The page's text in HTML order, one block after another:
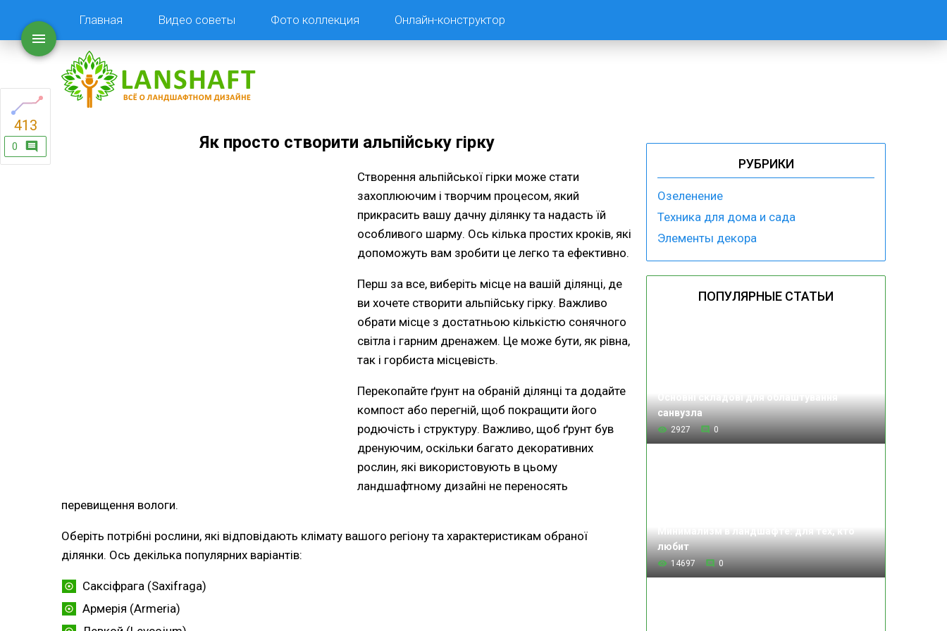
Главная Видео советы Фото коллекция Онлайн-конструктор
РУБРИКИ
Озеленение
Техника для дома и сада
Элементы декора
ПОПУЛЯРНЫЕ СТАТЬИ
санвузла
2927 0
любит
14697 0
Як просто створити альпійську гірку
0
413
Створення альпійської гірки може стати
захоплюючим і творчим процесом, який
прикрасить вашу дачну ділянку та надасть їй
особливого шарму. Ось кілька простих кроків, які
допоможуть вам зробити це легко та ефективно.
Перш за все, виберіть місце на вашій ділянці, де
ви хочете створити альпійську гірку. Важливо
обрати місце з достатньою кількістю сонячного
світла і гарним дренажем. Це може бути, як рівна,
так і горбиста місцевість.
Перекопайте ґрунт на обраній ділянці та додайте
компост або перегній, щоб покращити його
родючість і структуру. Важливо, щоб ґрунт був
дренуючим, оскільки багато декоративних
рослин, які використовують в цьому
ландшафтному дизайні не переносять
перевищення вологи.
Оберіть потрібні рослини, які відповідають клімату вашого регіону та характеристикам обраної
ділянки. Ось декілька популярних варіантів:
Саксіфрага (Saxifraga)
Армерія (Armeria)